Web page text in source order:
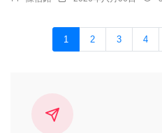
1 2 3 4